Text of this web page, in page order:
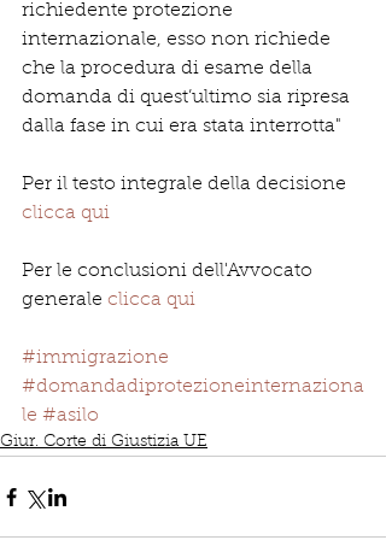
richiedente protezione
internazionale, esso non richiede
che la procedura di esame della
domanda di quest’ultimo sia ripresa
dalla fase in cui era stata interrotta"
Per il testo integrale della decisione
clicca qui
Per le conclusioni dell'Avvocato
generale clicca qui
#immigrazione
#domandadiprotezioneinternaziona
le #asilo
Giur. Corte di Giustizia UE